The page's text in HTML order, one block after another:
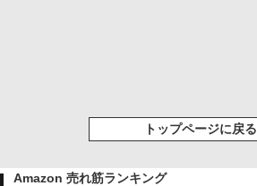
トップページに戻る
Amazon 売れ筋ランキング